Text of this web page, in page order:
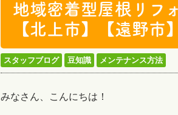
地域密着型屋根リフ
【北上市】【遠野市
スタッフブログ 豆知識 メンテナンス方法
みなさん、こんにちは！